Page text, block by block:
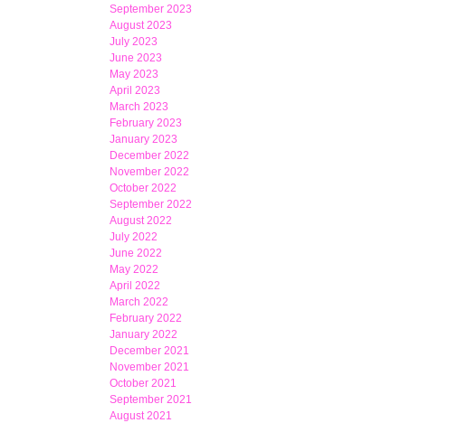
September 2023
August 2023
July 2023
June 2023
May 2023
April 2023
March 2023
February 2023
January 2023
December 2022
November 2022
October 2022
September 2022
August 2022
July 2022
June 2022
May 2022
April 2022
March 2022
February 2022
January 2022
December 2021
November 2021
October 2021
September 2021
August 2021